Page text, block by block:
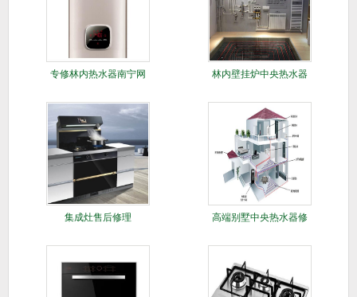
专修林内热水器南宁网 林内壁挂炉中央热水器
集成灶售后修理 高端别墅中央热水器修